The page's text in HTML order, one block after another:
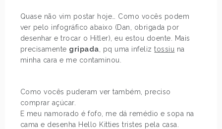
Quase não vim postar hoje… Como vocês podem
ver pelo infográfico abaixo (Dan, obrigada por
desenhar e trocar o Hitler), eu estou doente. Mais
precisamente gripada , pq uma infeliztossiu na
minha cara e me contaminou.
Como vocês puderam ver também, preciso
comprar açúcar.
E meu namorado é fofo, me dá remédio e sopa na
cama e desenha Hello Kitties tristes pela casa.
POST ANTERIOR
PRÓXIMO POST
FERIADO LINDOOOO